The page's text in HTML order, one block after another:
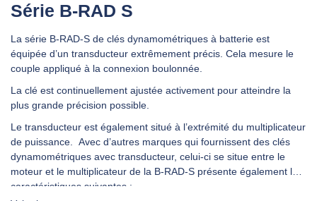
Nos agences
Atec
News
RSE
Série B-RAD S
La série B-RAD-S de clés dynamométriques à batterie est
équipée d’un transducteur extrêmement précis. Cela mesure le
couple appliqué à la connexion boulonnée.
La clé est continuellement ajustée activement pour atteindre la
plus grande précision possible.
Le transducteur est également situé à l’extrémité du multiplicateur
de puissance. Avec d’autres marques qui fournissent des clés
dynamométriques avec transducteur, celui-ci se situe entre le
moteur et le multiplicateur de la B-RAD-S présente également les
caractéristiques suivantes :